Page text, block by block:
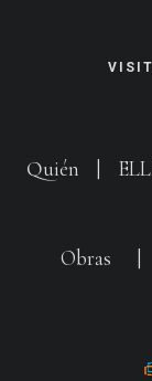
Quién
Obras